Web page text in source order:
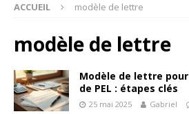
ACCUEIL modèle de lettre
modèle de lettre
Modèle de lettre
de PEL : étapes clés
25 mai 2025 Gabriel